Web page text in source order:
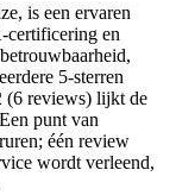
is een ervaren
certificering en
5‑sterren
(6 reviews) lijkt de
punt van
één review
wordt verleend,